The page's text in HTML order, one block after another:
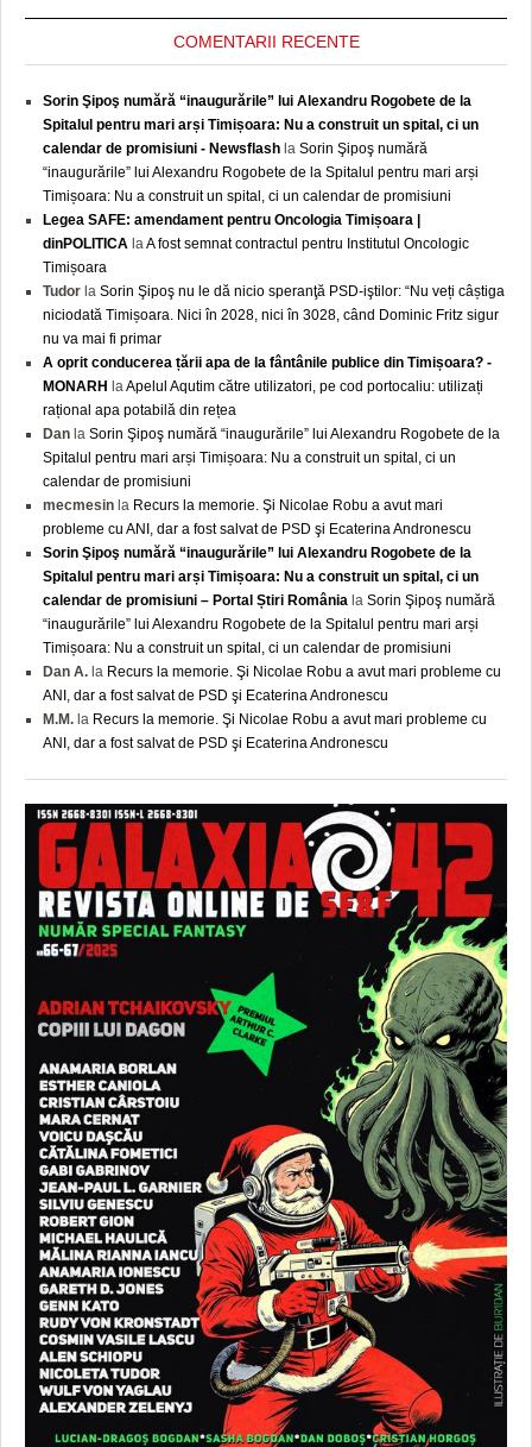
COMENTARII RECENTE
Sorin Şipoş numără “inaugurările” lui Alexandru Rogobete de la
Spitalul pentru mari arși Timișoara: Nu a construit un spital, ci un
calendar de promisiuni - Newsflash la Sorin Şipoş numără
“inaugurările” lui Alexandru Rogobete de la Spitalul pentru mari arși
Timișoara: Nu a construit un spital, ci un calendar de promisiuni
Legea SAFE: amendament pentru Oncologia Timișoara |
dinPOLITICA laA fost semnat contractul pentru Institutul Oncologic
Timișoara
Tudor la Sorin Şipoş nu le dă nicio speranţă PSD-iştilor: “Nu veți câștiga
niciodată Timișoara. Nici în 2028, nici în 3028, când Dominic Fritz sigur
nu va mai fi primar
A oprit conducerea țării apa de la fântânile publice din Timișoara? -
MONARH laApelul Aqutim către utilizatori, pe cod portocaliu: utilizați
rațional apa potabilă din rețea
Dan la Sorin Şipoş numără “inaugurările” lui Alexandru Rogobete de la
Spitalul pentru mari arși Timișoara: Nu a construit un spital, ci un
calendar de promisiuni
mecmesin la Recurs la memorie. Şi Nicolae Robu a avut mari
probleme cu ANI, dar a fost salvat de PSD şi Ecaterina Andronescu
Sorin Şipoş numără “inaugurările” lui Alexandru Rogobete de la
Spitalul pentru mari arși Timișoara: Nu a construit un spital, ci un
calendar de promisiuni – Portal Știri România la Sorin Şipoş numără
“inaugurările” lui Alexandru Rogobete de la Spitalul pentru mari arși
Timișoara: Nu a construit un spital, ci un calendar de promisiuni
Dan A. la Recurs la memorie. Şi Nicolae Robu a avut mari probleme cu
ANI, dar a fost salvat de PSD şi Ecaterina Andronescu
M.M. la Recurs la memorie. Şi Nicolae Robu a avut mari probleme cu
ANI, dar a fost salvat de PSD şi Ecaterina Andronescu